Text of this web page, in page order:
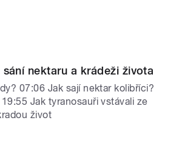
nektaru a krádeži života
07:06 Jak sají nektar kolibříci?
Jak tyranosauři vstávali ze
život